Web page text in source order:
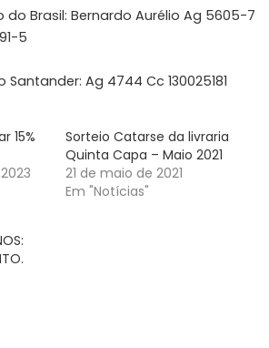
Brasil: Bernardo Aurélio Ag 5605-7
5
Ag 4744 Cc 130025181
15%
Sorteio Catarse da livraria
Quinta Capa – Maio 2021
21 de maio de 2021
Em "Notícias"